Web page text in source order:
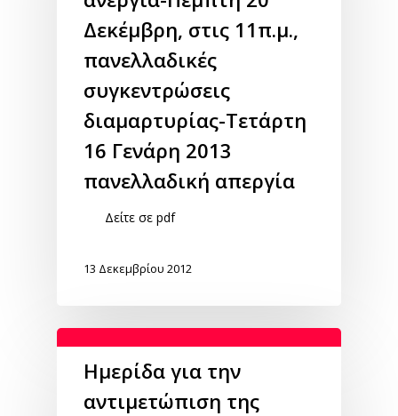
Δεκέμβρη, στις 11π.μ.,
πανελλαδικές
συγκεντρώσεις
διαμαρτυρίας-Τετάρτη
16 Γενάρη 2013
πανελλαδική απεργία
Δείτε σε pdf
13 Δεκεμβρίου 2012
Ημερίδα για την
αντιμετώπιση της